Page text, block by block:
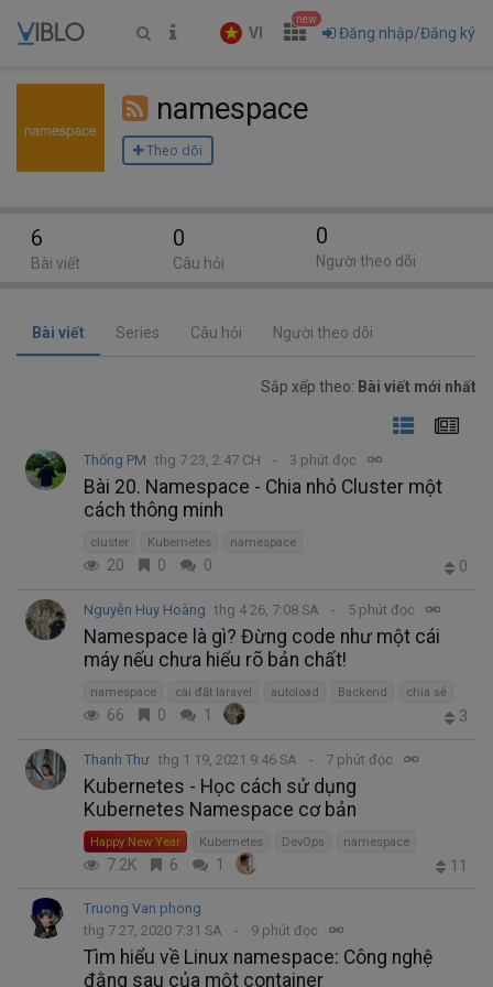
VI
new
Đăng nhập/Đăng ký
namespace
Theo dõi
Bài viết Series Câu hỏi Người theo dõi
Sắp xếp theo: Bài viết mới nhất
Thống PM thg 7 23, 2:47 CH 3 phút đọc
Bài 20. Namespace - Chia nhỏ Cluster một
cách thông minh
cluster Kubernetes namespace
20 0 0 0
Nguyễn Huy Hoàng thg 4 26, 7:08 SA 5 phút đọc
Namespace là gì? Đừng code như một cái
máy nếu chưa hiểu rõ bản chất!
namespace cài đặt laravel autoload Backend chia sẻ
66 0 1 3
Thanh Thư thg 1 19, 2021 9:46 SA 7 phút đọc
Kubernetes - Học cách sử dụng
Kubernetes Namespace cơ bản
Happy New Year Kubernetes DevOps namespace
7.2K 6 1 11
Truong Van phong
thg 7 27, 2020 7:31 SA
9 phút đọc
Tìm hiểu về Linux namespace: Công nghệ
đằng sau của một container
6
Bài viết
0
Câu hỏi
0
Người theo dõi